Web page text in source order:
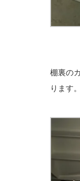
棚裏の
ります。